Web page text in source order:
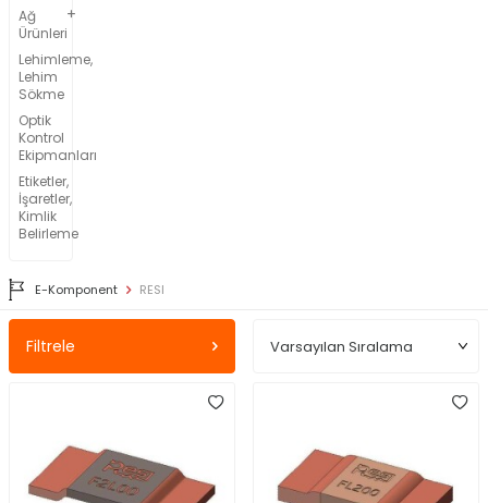
Ağ
Ürünleri
Lehimleme,
Lehim
Sökme
Optik
Kontrol
Ekipmanları
Etiketler,
İşaretler,
Kimlik
Belirleme
E-Komponent RESI
Filtrele